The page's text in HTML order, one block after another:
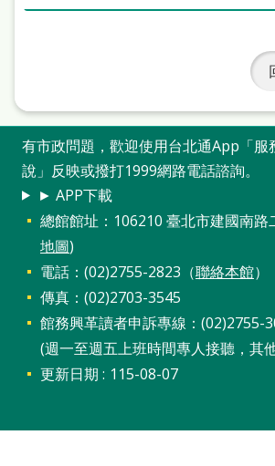
覽
閱
讀
網
見
有市政問題，歡迎使用台北通App「服
說」反映或撥打1999網路電話諮詢。
► APP下載
總館館址：106210 臺北市建國南路
地圖)
電話：(02)2755-2823（聯絡本館）
傳真：(02)2703-3545
館務興革讀者申訴專線：(02)2755-
(週一至週五上班時間專人接聽，其
更新日期
115-08-07